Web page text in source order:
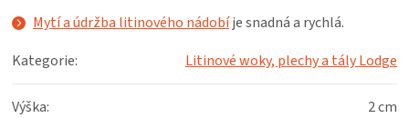
Mytí a údržba litinového nádobíje snadná a rychlá.
Kategorie: Litinové woky, plechy a tály Lodge
Výška: 2 cm